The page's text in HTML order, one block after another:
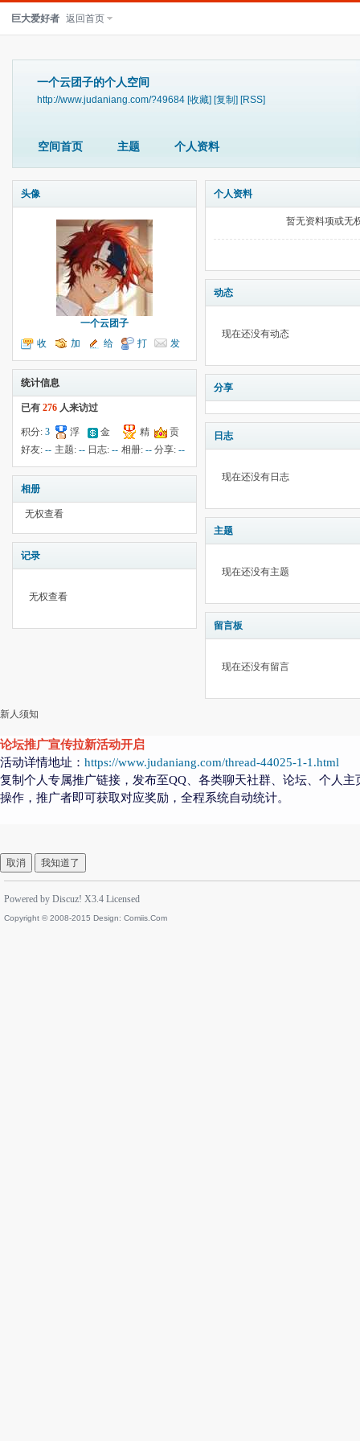
巨大爱好者 返回首页
一个云团子的个人空间
http://www.judaniang.com/?49684 [收藏] [复制] [RSS]
空间首页 主题 个人资料
头像
一个云团子
收
听TA
加
为好友
给
我留言
打
个招呼
发
送消息
统计信息
已有 276 人来访过
积分: 3
浮
云:
金
钱:--
精
华:--
贡
献:--
好友: -- 主题: -- 日志:-- 相册: -- 分享:--
相册
无权查看
记录
无权查看
个人资料
暂无资料项或无
动态
现在还没有动态
分享
日志
现在还没有日志
主题
现在还没有主题
留言板
现在还没有留言
新人须知
论坛推广宣传拉新活动开启
活动详情地址： https://www.judaniang.com/thread-44025-1-1.html
复制个人专属推广链接，发布至QQ、各类聊天社群、论坛、个人
操作，推广者即可获取对应奖励，全程系统自动统计。
取消 我知道了
Powered by Discuz! X3.4 Licensed
Copyright © 2008-2015 Design: Comiis.Com